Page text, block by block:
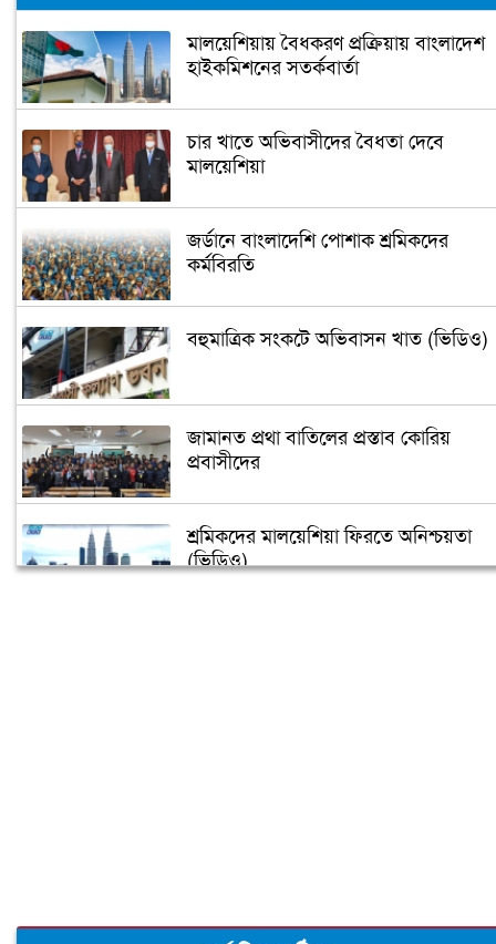
মালয়েশিয়ায় বৈধকরণ প্রক্রিয়ায় বাংলাদেশ
হাইকমিশনের সতর্কবার্তা
চার খাতে অভিবাসীদের বৈধতা দেবে
মালয়েশিয়া
জর্ডানে বাংলাদেশি পোশাক শ্রমিকদের
কর্মবিরতি
বহুমাত্রিক সংকটে অভিবাসন খাত (ভিডিও)
জামানত প্রথা বাতিলের প্রস্তাব কোরিয়
প্রবাসীদের
শ্রমিকদের মালয়েশিয়া ফিরতে অনিশ্চয়তা
(ভিডিও)